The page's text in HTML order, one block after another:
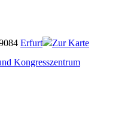
Erfurt
Zur Karte
Kongresszentrum